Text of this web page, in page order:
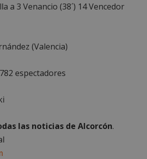
a 3 Venancio (38´) 14 Vencedor
(Valencia)
espectadores
las noticias de Alcorcón.
Amazon.com
Google